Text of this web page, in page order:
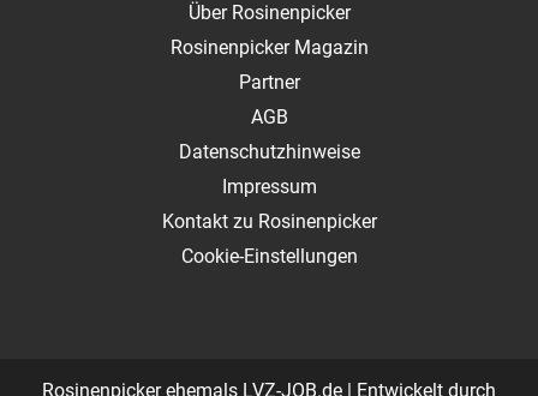
Über Rosinenpicker
Rosinenpicker Magazin
Partner
AGB
Datenschutzhinweise
Impressum
Kontakt zu Rosinenpicker
Cookie-Einstellungen
Rosinenpicker ehemals LVZ-JOB.de | Entwickelt durch